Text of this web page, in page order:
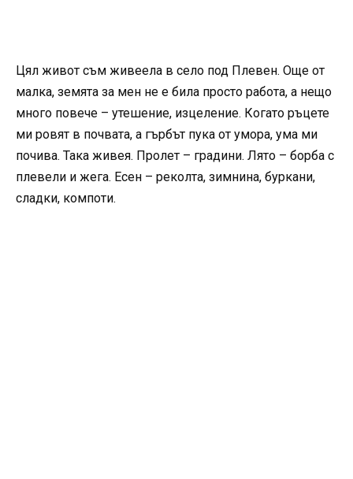
Цял живот съм живеела в село под Плевен. Още от
малка, земята за мен не е била просто работа, а нещо
много повече – утешение, изцеление. Когато ръцете
ми ровят в почвата, а гърбът пука от умора, ума ми
почива. Така живея. Пролет – градини. Лято – борба с
плевели и жега. Есен – реколта, зимнина, буркани,
сладки, компоти.